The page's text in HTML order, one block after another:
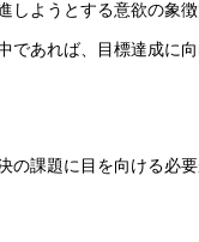
しようとする意欲の象
あれば、目標達成に
課題に目を向ける必要